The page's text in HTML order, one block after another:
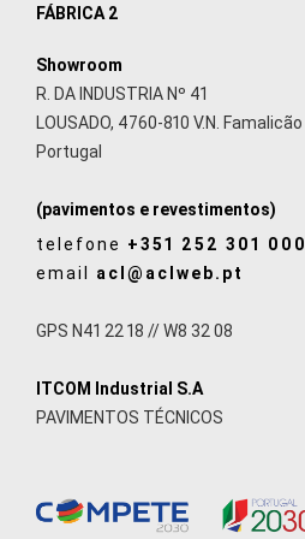
FÁBRICA 2
Showroom
R. DA INDUSTRIA Nº 41
LOUSADO, 4760-810 V.N. Famalicão
Portugal
(pavimentos e revestimentos)
telefone +351 252 301 000
email acl@aclweb.pt
GPS N41 22 18 // W8 32 08
ITCOM Industrial S.A
PAVIMENTOS TÉCNICOS